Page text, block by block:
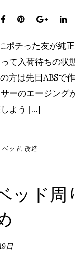
ポチった友が純
て入荷待ちの状
方は先日ABSで
ーのエージング
よう […]
ベッド, 改造
ッド周
日